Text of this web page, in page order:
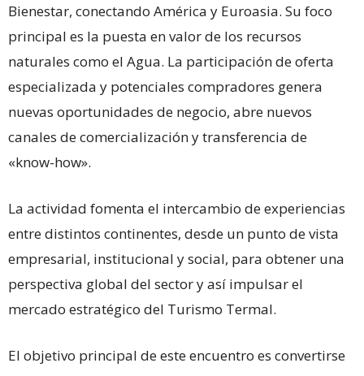
Bienestar, conectando América y Euroasia. Su foco
principal es la puesta en valor de los recursos
naturales como el Agua. La participación de oferta
especializada y potenciales compradores genera
nuevas oportunidades de negocio, abre nuevos
canales de comercialización y transferencia de
«know-how».
La actividad fomenta el intercambio de experiencias
entre distintos continentes, desde un punto de vista
empresarial, institucional y social, para obtener una
perspectiva global del sector y así impulsar el
mercado estratégico del Turismo Termal.
El objetivo principal de este encuentro es convertirse